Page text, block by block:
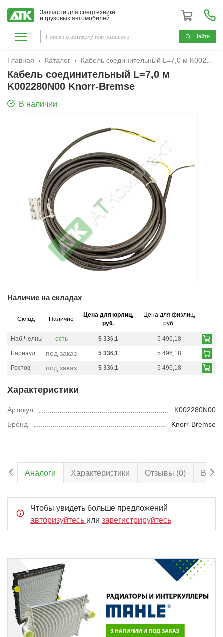
Запчасти для спецтехники
и грузовых автомобилей
Hайти
Главная Каталог Кабель соединительный L=7,0 м K002280N00 Knorr-Bremse
Кабель соединительный L=7,0 м
K002280N00 Knorr-Bremse
В наличии
Характеристики
Артикул
K002280N00
Бренд
Knorr-Bremse
Наличие на складах
Склад Наличие
Цена для юрлиц,
руб.
Цена для физлиц,
руб.
Наб.Челны есть 5 336,1 5 496,18
Барнаул под заказ 5 336,1 5 496,18
Ростов под заказ 5 336,1 5 496,18
Аналоги Характеристики Отзывы (0)
Чтобы увидеть больше предложений
авторизуйтесь или зарегистрируйтесь